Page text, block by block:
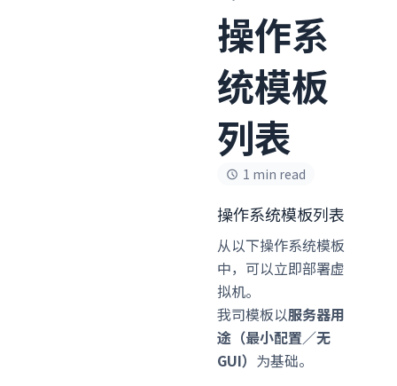
操作系
统模板
列表
1 min read
操作系统模板列表
从以下操作系统模板
中，可以立即部署虚
拟机。
我司模板以服务器用
途（最小配置／无
GUI） 为基础。